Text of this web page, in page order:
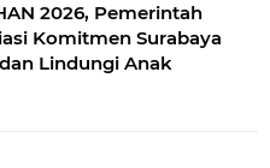
2026, Pemerintah
Komitmen Surabaya
Lindungi Anak